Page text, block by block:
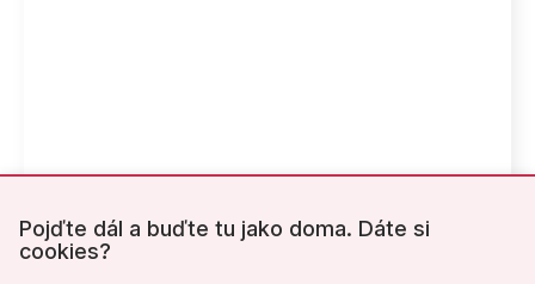
Pojďte dál a buďte tu jako doma. Dáte si
cookies?